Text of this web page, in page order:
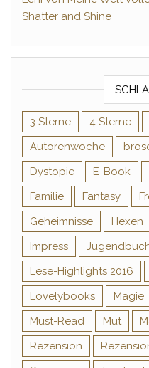
Shatter and Shine
3 Sterne 4 Sterne
Autorenwoche
Dystopie
E-Book
Familie
Fantasy
Geheimnisse
Hexen
Impress
Lese-Highlights 2016
Lovelybooks
Magie
Must-Read
Mut
Rezension